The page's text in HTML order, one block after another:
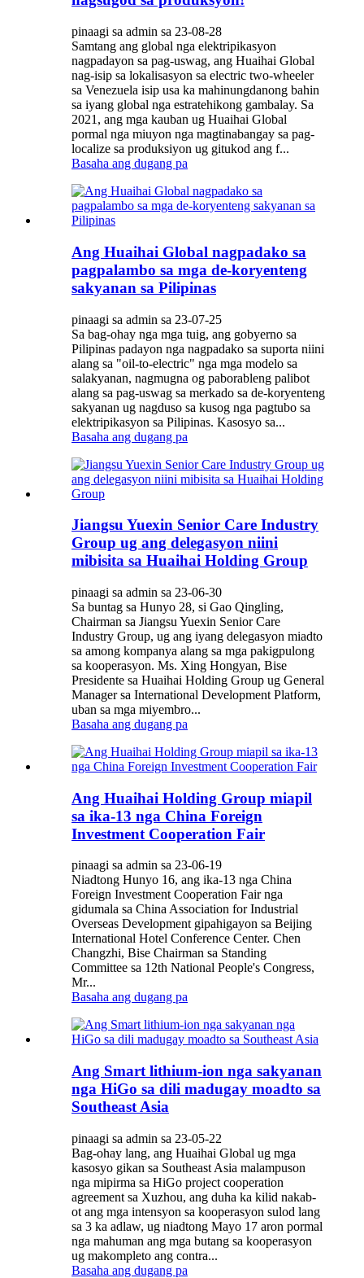
pinaagi sa admin sa 23-08-28
Samtang ang global nga elektripikasyon
nagpadayon sa pag-uswag, ang Huaihai Global
nag-isip sa lokalisasyon sa electric two-wheeler
sa Venezuela isip usa ka mahinungdanong bahin
sa iyang global nga estratehikong gambalay. Sa
2021, ang mga kauban ug Huaihai Global
pormal nga miuyon nga magtinabangay sa pag-
localize sa produksiyon ug gitukod ang f...
Basaha ang dugang pa
Ang Huaihai Global nagpadako sa
pagpalambo sa mga de-koryenteng
sakyanan sa Pilipinas
pinaagi sa admin sa 23-07-25
Sa bag-ohay nga mga tuig, ang gobyerno sa
Pilipinas padayon nga nagpadako sa suporta niini
alang sa "oil-to-electric" nga mga modelo sa
salakyanan, nagmugna og paborableng palibot
alang sa pag-uswag sa merkado sa de-koryenteng
sakyanan ug nagduso sa kusog nga pagtubo sa
elektripikasyon sa Pilipinas. Kasosyo sa...
Basaha ang dugang pa
Jiangsu Yuexin Senior Care Industry
Group ug ang delegasyon niini
mibisita sa Huaihai Holding Group
pinaagi sa admin sa 23-06-30
Sa buntag sa Hunyo 28, si Gao Qingling,
Chairman sa Jiangsu Yuexin Senior Care
Industry Group, ug ang iyang delegasyon miadto
sa among kompanya alang sa mga pakigpulong
sa kooperasyon. Ms. Xing Hongyan, Bise
Presidente sa Huaihai Holding Group ug General
Manager sa International Development Platform,
uban sa mga miyembro...
Basaha ang dugang pa
Ang Huaihai Holding Group miapil
sa ika-13 nga China Foreign
Investment Cooperation Fair
pinaagi sa admin sa 23-06-19
Niadtong Hunyo 16, ang ika-13 nga China
Foreign Investment Cooperation Fair nga
gidumala sa China Association for Industrial
Overseas Development gipahigayon sa Beijing
International Hotel Conference Center. Chen
Changzhi, Bise Chairman sa Standing
Committee sa 12th National People's Congress,
Mr...
Basaha ang dugang pa
Ang Smart lithium-ion nga sakyanan
nga HiGo sa dili madugay moadto sa
Southeast Asia
pinaagi sa admin sa 23-05-22
Bag-ohay lang, ang Huaihai Global ug mga
kasosyo gikan sa Southeast Asia malampuson
nga mipirma sa HiGo project cooperation
agreement sa Xuzhou, ang duha ka kilid nakab-
ot ang mga intensyon sa kooperasyon sulod lang
sa 3 ka adlaw, ug niadtong Mayo 17 aron pormal
nga mahuman ang mga butang sa kooperasyon
ug makompleto ang contra...
Basaha ang dugang pa